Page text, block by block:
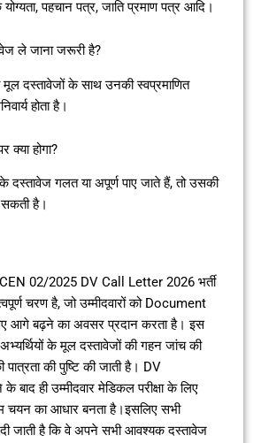
पहचान पत्र, जाति प्रमाण पत्र आदि।
ले जाना जरूरी है?
दस्तावेजों के साथ उनकी स्वप्रमाणित
होता है।
होगा?
के दस्तावेज गलत या अपूर्ण पाए जाते हैं, तो उसकी
सकती है।
02/2025 DV Call Letter 2026 भर्ती
चरण है, जो उम्मीदवारों को Document
आगे बढ़ने का अवसर प्रदान करता है। इस
के मूल दस्तावेजों की गहन जांच की
की पुष्टि की जाती है। DV
बाद ही उम्मीदवार मेडिकल परीक्षा के लिए
चयन का आधार बनता है।इसलिए सभी
दी जाती है कि वे अपने सभी आवश्यक दस्तावेज